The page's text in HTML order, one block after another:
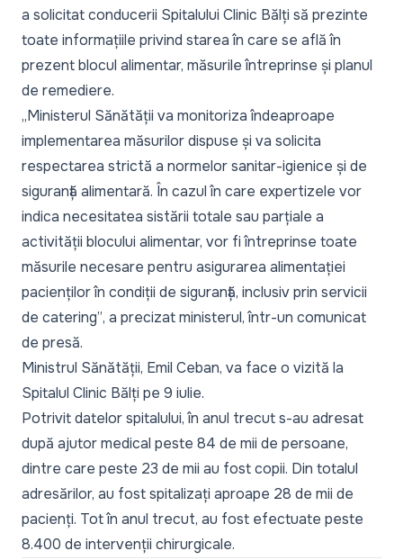
a solicitat conducerii Spitalului Clinic Bălți să prezinte
toate informațiile privind starea în care se află în
prezent blocul alimentar, măsurile întreprinse și planul
de remediere.
„Ministerul Sănătății va monitoriza îndeaproape
implementarea măsurilor dispuse și va solicita
respectarea strictă a normelor sanitar-igienice și de
siguranță alimentară. În cazul în care expertizele vor
indica necesitatea sistării totale sau parțiale a
activității blocului alimentar, vor fi întreprinse toate
măsurile necesare pentru asigurarea alimentației
pacienților în condiții de siguranță, inclusiv prin servicii
de catering”, a precizat ministerul, într-un comunicat
de presă.
Ministrul Sănătății, Emil Ceban, va face o vizită la
Spitalul Clinic Bălți pe 9 iulie.
Potrivit datelor spitalului, în anul trecut s-au adresat
după ajutor medical peste 84 de mii de persoane,
dintre care peste 23 de mii au fost copii. Din totalul
adresărilor, au fost spitalizați aproape 28 de mii de
pacienți. Tot în anul trecut, au fost efectuate peste
8.400 de intervenții chirurgicale.